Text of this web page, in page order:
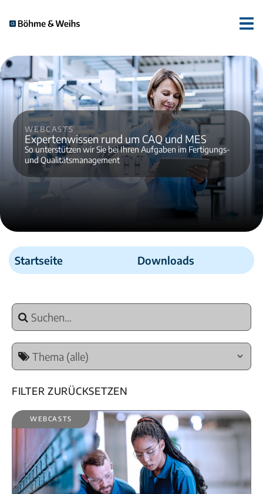
Webcasts
Expertenwissen rund um CAQ und MES
So unterstützen wir Sie bei Ihren Aufgaben im Fertigungs-
und Qualitätsmanagement
Startseite Downloads
Filter zurücksetzen
Webcasts